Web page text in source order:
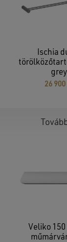
Ischia
grey
26 900
Veliko